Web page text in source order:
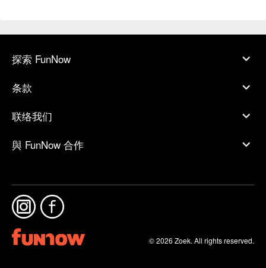
探索 FunNow
条款
联络我们
與 FunNow 合作
© 2026 Zoek. All rights reserved.